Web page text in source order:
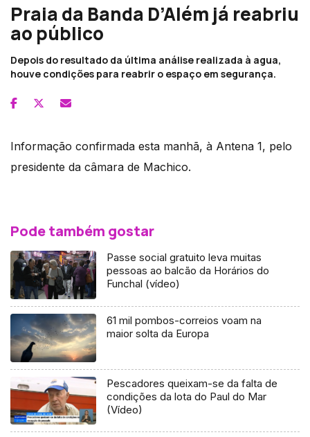
Praia da Banda D’Além já reabriu
ao público
Depois do resultado da última análise realizada à agua,
houve condições para reabrir o espaço em segurança.
Informação confirmada esta manhã, à Antena 1, pelo
presidente da câmara de Machico.
Pode também gostar
Passe social gratuito leva muitas
pessoas ao balcão da Horários do
Funchal (vídeo)
61 mil pombos-correios voam na
maior solta da Europa
Pescadores queixam-se da falta de
condições da lota do Paul do Mar
(Vídeo)